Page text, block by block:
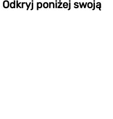
Odkryj poniżej swoją